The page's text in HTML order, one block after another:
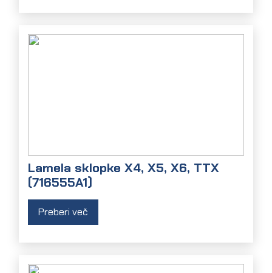
Lamela sklopke X4, X5, X6, TTX
(716555A1)
Preberi več